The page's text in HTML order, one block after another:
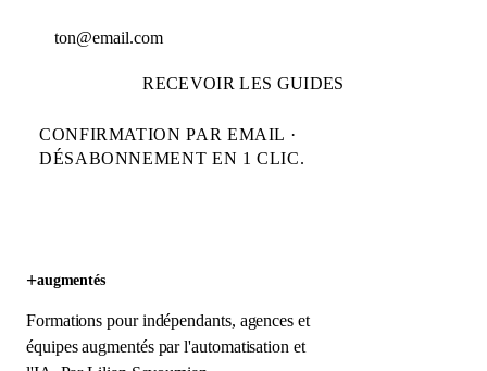
RECEVOIR LES GUIDES
CONFIRMATION PAR EMAIL ·
DÉSABONNEMENT EN 1 CLIC.
+augmentés
Formations pour indépendants, agences et
équipes augmentés par l'automatisation et